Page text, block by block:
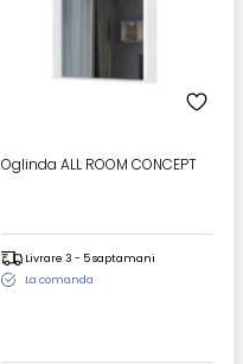
Oglinda ALL ROOM CONCEPT
Livrare 3 - 5 saptamani
La comanda